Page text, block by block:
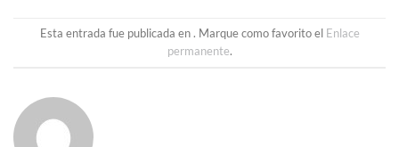
Esta entrada fue publicada en . Marque como favorito el Enlace
permanente.